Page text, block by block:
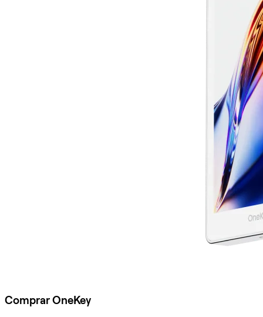
Comprar OneKey